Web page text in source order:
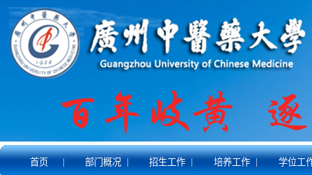
首页 | 部门概况 | 招生工作 | 培养工作 | 学位工